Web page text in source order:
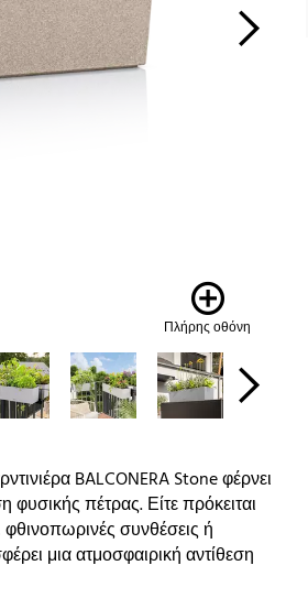
Πλήρης οθόνη
BALCONERA Stone φέρνει
πέτρας. Είτε πρόκειται
συνθέσεις ή
μια ατμοσφαιρική αντίθεση